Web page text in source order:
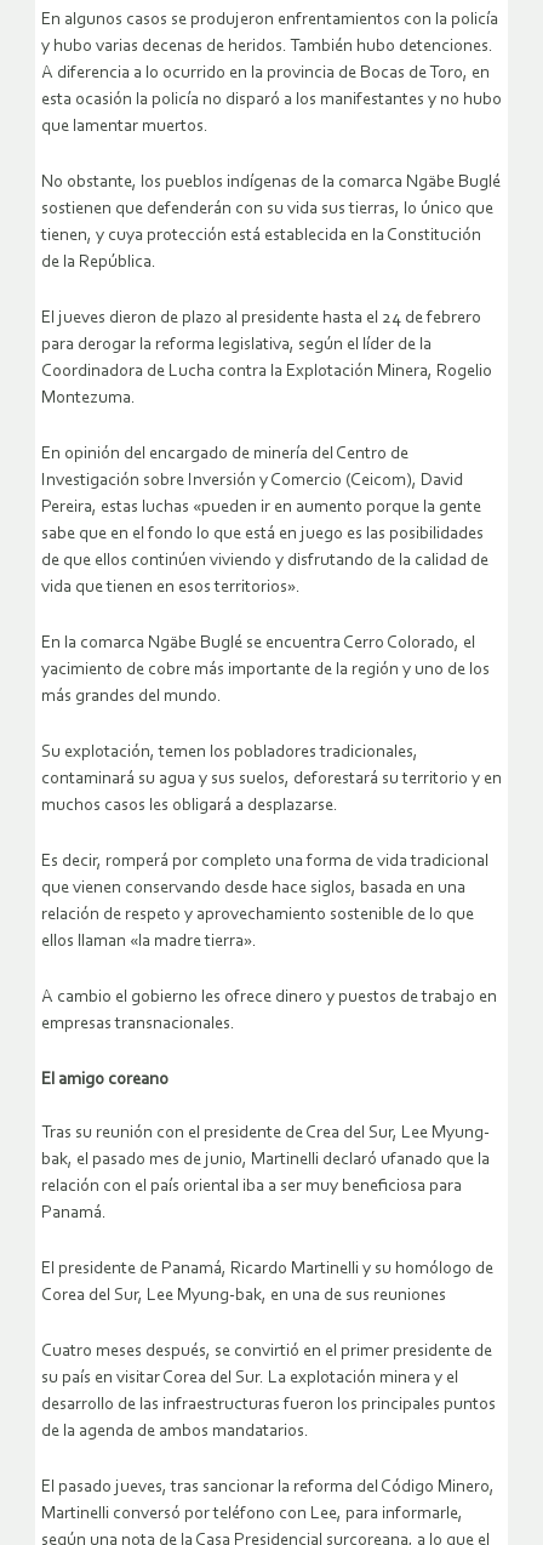
En algunos casos se produjeron enfrentamientos con la policía
y hubo varias decenas de heridos. También hubo detenciones.
A diferencia a lo ocurrido en la provincia de Bocas de Toro, en
esta ocasión la policía no disparó a los manifestantes y no hubo
que lamentar muertos.
No obstante, los pueblos indígenas de la comarca Ngäbe Buglé
sostienen que defenderán con su vida sus tierras, lo único que
tienen, y cuya protección está establecida en la Constitución
de la República.
El jueves dieron de plazo al presidente hasta el 24 de febrero
para derogar la reforma legislativa, según el líder de la
Coordinadora de Lucha contra la Explotación Minera, Rogelio
Montezuma.
En opinión del encargado de minería del Centro de
Investigación sobre Inversión y Comercio (Ceicom), David
Pereira, estas luchas «pueden ir en aumento porque la gente
sabe que en el fondo lo que está en juego es las posibilidades
de que ellos continúen viviendo y disfrutando de la calidad de
vida que tienen en esos territorios».
En la comarca Ngäbe Buglé se encuentra Cerro Colorado, el
yacimiento de cobre más importante de la región y uno de los
más grandes del mundo.
Su explotación, temen los pobladores tradicionales,
contaminará su agua y sus suelos, deforestará su territorio y en
muchos casos les obligará a desplazarse.
Es decir, romperá por completo una forma de vida tradicional
que vienen conservando desde hace siglos, basada en una
relación de respeto y aprovechamiento sostenible de lo que
ellos llaman «la madre tierra».
A cambio el gobierno les ofrece dinero y puestos de trabajo en
empresas transnacionales.
El amigo coreano
Tras su reunión con el presidente de Crea del Sur, Lee Myung-
bak, el pasado mes de junio, Martinelli declaró ufanado que la
relación con el país oriental iba a ser muy beneficiosa para
Panamá.
El presidente de Panamá, Ricardo Martinelli y su homólogo de
Corea del Sur, Lee Myung-bak, en una de sus reuniones
Cuatro meses después, se convirtió en el primer presidente de
su país en visitar Corea del Sur. La explotación minera y el
desarrollo de las infraestructuras fueron los principales puntos
de la agenda de ambos mandatarios.
El pasado jueves, tras sancionar la reforma del Código Minero,
Martinelli conversó por teléfono con Lee, para informarle,
según una nota de la Casa Presidencial surcoreana, a lo que el